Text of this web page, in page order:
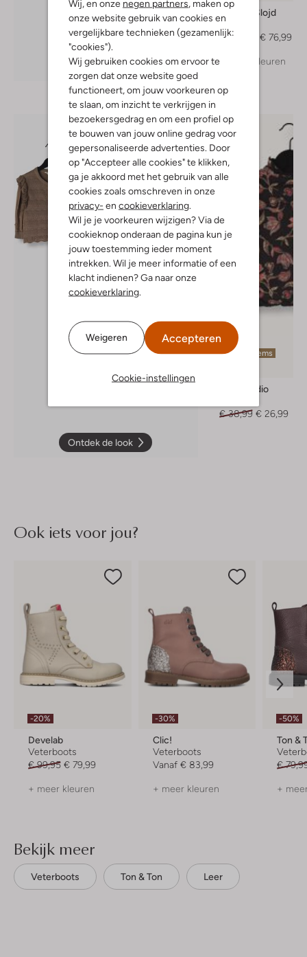
Wij, en onze negen partners , maken op
onze website gebruik van cookies en
vergelijkbare technieken (gezamenlijk:
"cookies").
Wij gebruiken cookies om ervoor te
zorgen dat onze website goed
functioneert, om jouw voorkeuren op
te slaan, om inzicht te verkrijgen in
bezoekersgedrag en om een profiel op
te bouwen van jouw online gedrag voor
gepersonaliseerde advertenties. Door
op "Accepteer alle cookies" te klikken,
ga je akkoord met het gebruik van alle
cookies zoals omschreven in onze
privacy- en cookieverklaring
Wil je je voorkeuren wijzigen? Via de
cookieknop onderaan de pagina kun je
jouw toestemming ieder moment
intrekken. Wil je meer informatie of een
klacht indienen? Ga naar onze
cookieverklaring
Weigeren Accepteren
Cookie-instellingen
Ontdek de look
Konges Slojd
Mini jurk
€ 109,99
€ 76,99
+ meer kleuren
Ontdek de look
Laatste items
Baje Studio
€ 38,99 € 26,99
Ook iets voor jou?
-20%
Develab
Veterboots
€ 99,95 € 79,99
+ meer kleuren
-30%
Clic!
Veterboots
Vanaf € 83,99
+ meer kleuren
-50%
Ton &
€
+
Bekijk meer
Veterboots Ton & Ton Leer